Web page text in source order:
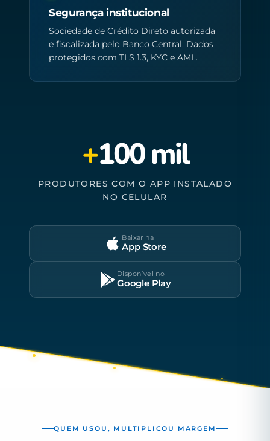
Segurança institucional
Sociedade de Crédito Direto autorizada
e fiscalizada pelo Banco Central. Dados
protegidos com TLS 1.3, KYC e AML.
+100 mil
PRODUTORES COM O APP INSTALADO
NO CELULAR
Baixar na
App Store
Disponível no
Google Play
QUEM USOU, MULTIPLICOU MARGEM